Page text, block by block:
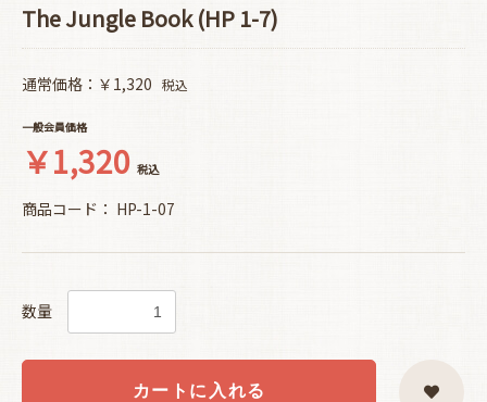
The Jungle Book (HP 1-7)
通常価格：￥1,320 税込
一般会員価格
￥1,320 税込
商品コード： HP-1-07
数量
カートに入れる